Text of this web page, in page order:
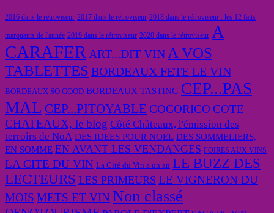
2016 dans le rétroviseur 2017 dans le rétroviseur 2018 dans le rétroviseur : les 12 faits
marquants de l'année 2019 dans le rétroviseur 2020 dans le rétroviseur A
CARAFER ART...DIT VIN A VOS
TABLETTES BORDEAUX FETE LE VIN
BORDEAUX SO GOOD BORDEAUX TASTING CEP...PAS
MAL CEP...PITOYABLE COCORICO COTE
CHATEAUX, le blog Côté Châteaux, l'émission des
terroirs de NoA DES IDEES POUR NOEL DES SOMMELIERS,
EN SOMME EN AVANT LES VENDANGES FOIRES AUX VINS
LA CITE DU VIN La Cité du Vin a un an LE BUZZ DES
LECTEURS LES PRIMEURS LE VIGNERON DU
MOIS METS ET VIN Non classé